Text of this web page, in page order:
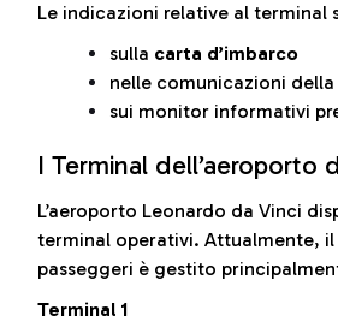
Le indicazioni relative al terminal
sulla carta d’imbarco
nelle comunicazioni
sui monitor informativi
I Terminal dell’aeroporto
L’aeroporto Leonardo da Vinci
terminal operativi. Attualmente,
passeggeri è gestito
Terminal 1